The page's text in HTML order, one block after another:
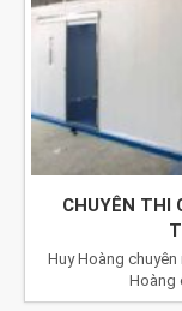
CHUYÊN THI
Huy Hoàng
Hoàng